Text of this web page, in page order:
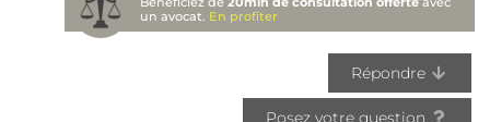
un avocat. En profiter
Répondre
Posez votre question